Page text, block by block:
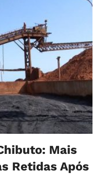
Mais
Retidas Após